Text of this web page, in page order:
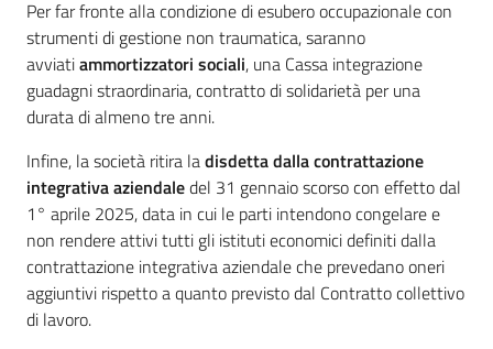
Per far fronte alla condizione di esubero occupazionale con
strumenti di gestione non traumatica, saranno
avviatiammortizzatori sociali, una Cassa integrazione
guadagni straordinaria, contratto di solidarietà per una
durata di almeno tre anni.
Infine, la società ritira ladisdetta dalla contrattazione
integrativa aziendaledel 31 gennaio scorso con effetto dal
1° aprile 2025, data in cui le parti intendono congelare e
non rendere attivi tutti gli istituti economici definiti dalla
contrattazione integrativa aziendale che prevedano oneri
aggiuntivi rispetto a quanto previsto dal Contratto collettivo
di lavoro.